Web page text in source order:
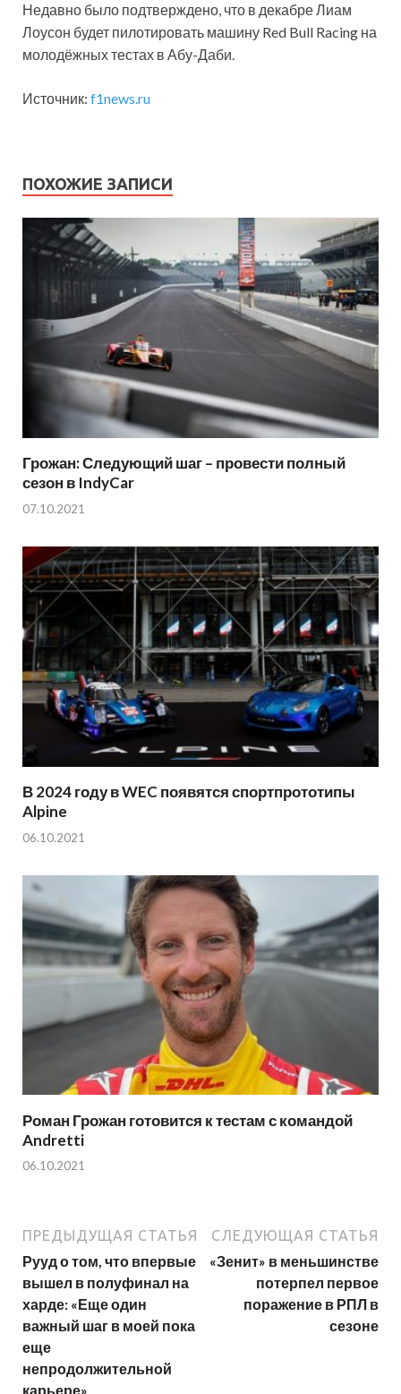
Недавно было подтверждено, что в декабре Лиам
Лоусон будет пилотировать машину Red Bull Racing на
молодёжных тестах в Абу-Даби.
Источник: f1news.ru
ПОХОЖИЕ ЗАПИСИ
Грожан: Следующий шаг – провести полный
сезон в IndyCar
07.10.2021
В 2024 году в WEC появятся спортпрототипы
Alpine
06.10.2021
Роман Грожан готовится к тестам с командой
Andretti
06.10.2021
ПРЕДЫДУЩАЯ СТАТЬЯ
Рууд о том, что впервые
вышел в полуфинал на
харде: «Еще один
важный шаг в моей пока
еще
непродолжительной
карьере»
СЛЕДУЮЩАЯ СТАТЬЯ
«Зенит» в меньшинстве
потерпел первое
поражение в РПЛ в
сезоне